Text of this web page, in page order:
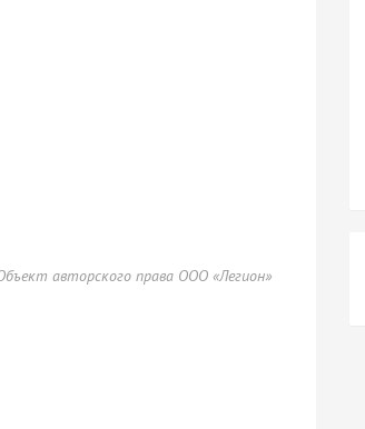
авторского права ООО «Легион»